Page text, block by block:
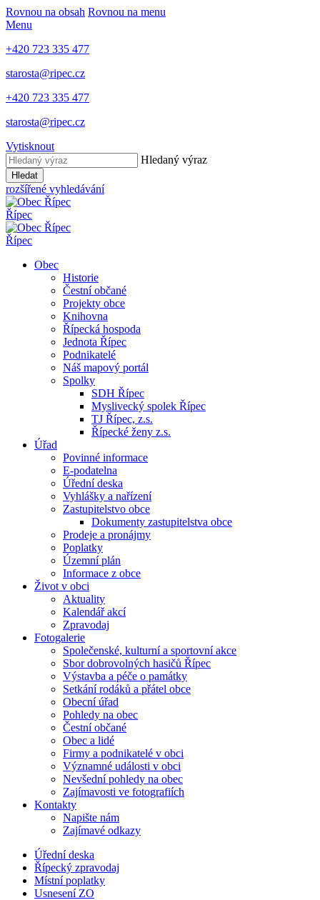
Rovnou na obsah Rovnou na menu
Menu
+420 723 335 477
starosta@ripec.cz
+420 723 335 477
starosta@ripec.cz
Vytisknout
Hledaný výraz
Hledat
rozšířené vyhledávání
Řípec
Řípec
Obec
Historie
Čestní občané
Projekty obce
Knihovna
Řípecká hospoda
Jednota Řípec
Podnikatelé
Náš mapový portál
Spolky
SDH Řípec
Myslivecký spolek Řípec
TJ Řípec, z.s.
Řípecké ženy z.s.
Úřad
Povinné informace
E-podatelna
Úřední deska
Vyhlášky a nařízení
Zastupitelstvo obce
Dokumenty zastupitelstva obce
Prodeje a pronájmy
Poplatky
Územní plán
Informace z obce
Život v obci
Aktuality
Kalendář akcí
Zpravodaj
Fotogalerie
Společenské, kulturní a sportovní akce
Sbor dobrovolných hasičů Řípec
Výstavba a péče o památky
Setkání rodáků a přátel obce
Obecní úřad
Pohledy na obec
Čestní občané
Obec a lidé
Firmy a podnikatelé v obci
Významné události v obci
Nevšední pohledy na obec
Zajímavosti ve fotografiích
Kontakty
Napište nám
Zajímavé odkazy
Úřední deska
Řípecký zpravodaj
Místní poplatky
Usnesení ZO